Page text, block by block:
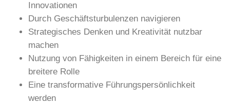
Innovationen
Durch Geschäftsturbulenzen navigieren
Strategisches Denken und Kreativität nutzbar
machen
Nutzung von Fähigkeiten in einem Bereich für eine
breitere Rolle
Eine transformative Führungspersönlichkeit
werden